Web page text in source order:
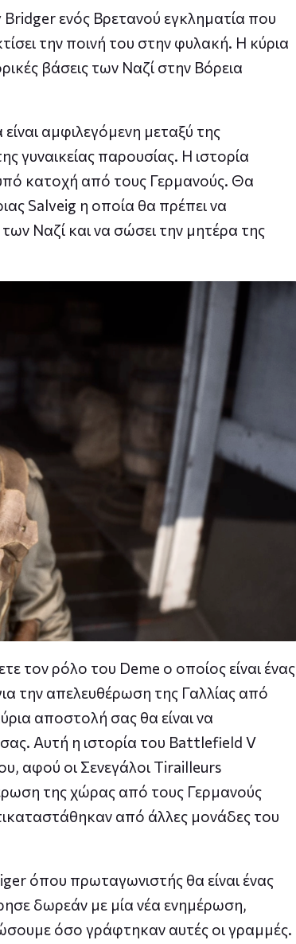
ενός Βρετανού εγκληματία που
την ποινή του στην φυλακή. Η κύρια
βάσεις των Ναζί στην Βόρεια
αμφιλεγόμενη μεταξύ της
γυναικείας παρουσίας. Η ιστορία
κατοχή από τους Γερμανούς. Θα
Salveig η οποία θα πρέπει να
Ναζί και να σώσει την μητέρα της
τον ρόλο του Deme o οποίος είναι ένας
την απελευθέρωση της Γαλλίας από
αποστολή σας θα είναι να
Αυτή η ιστορία του Battlefield V
αφού οι Σενεγάλοι Tirailleurs
της χώρας από τους Γερμανούς
από άλλες μονάδες του
όπου πρωταγωνιστής θα είναι ένας
δωρεάν με μία νέα ενημέρωση,
όσο γράφτηκαν αυτές οι γραμμές.